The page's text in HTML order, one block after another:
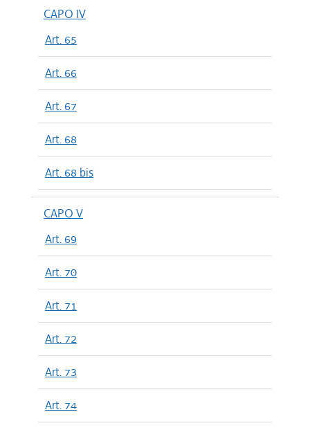
CAPO IV
Art. 65
Art. 66
Art. 67
Art. 68
Art. 68 bis
CAPO V
Art. 69
Art. 70
Art. 71
Art. 72
Art. 73
Art. 74